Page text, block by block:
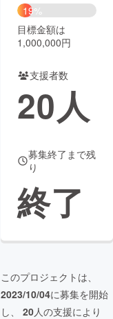
コミュニティ
19%
目標金額は
1,000,000円
支援者数
20人
募集終了まで残
り
終了
このプロジェクトは、
2023/10/04に募集を開始
し、 20人の支援により